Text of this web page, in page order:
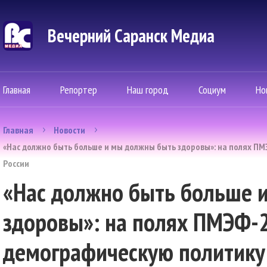
Вечерний Саранск Mедиа
Главная Репортер Наш город Социум
Главная
Новости
«Нас должно быть больше и мы должны быть здоровы»: на полях
России
«Нас должно быть
здоровы»: на полях ПМЭФ-
демографическую